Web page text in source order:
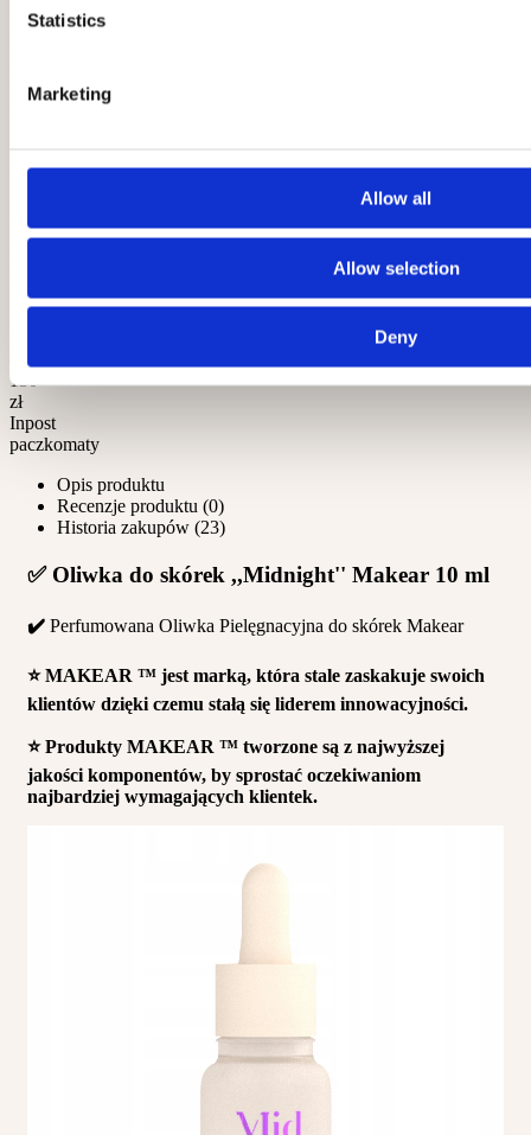
Statistics
Marketing
Allow all
Allow selection
Deny
20,00
osobisty
Darmową
130
zł
Inpost
paczkomaty
Opis produktu
Recenzje produktu (0)
Historia zakupów (23)
✅ Oliwka do skórek ,,Midnight'' Makear 10 ml
✔️ Perfumowana Oliwka Pielęgnacyjna do skórek Makear
⭐️ MAKEAR ™ jest marką, która stale zaskakuje swoich
klientów dzięki czemu stałą się liderem innowacyjności.
⭐️ Produkty MAKEAR ™ tworzone są z najwyższej
jakości komponentów, by sprostać oczekiwaniom
najbardziej wymagających klientek.